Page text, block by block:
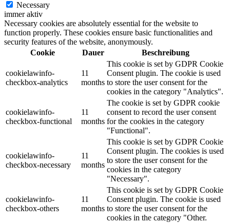
Necessary
immer aktiv
Necessary cookies are absolutely essential for the website to
function properly. These cookies ensure basic functionalities and
security features of the website, anonymously.
Cookie
Dauer Beschreibung
cookielawinfo-
checkbox-analytics
11
months
This cookie is set by GDPR Cookie
Consent plugin. The cookie is used
to store the user consent for the
cookies in the category "Analytics".
cookielawinfo-
checkbox-functional
11
months
The cookie is set by GDPR cookie
consent to record the user consent
for the cookies in the category
"Functional".
cookielawinfo-
checkbox-necessary
11
months
This cookie is set by GDPR Cookie
Consent plugin. The cookies is used
to store the user consent for the
cookies in the category
"Necessary".
cookielawinfo-
checkbox-others
11
months
This cookie is set by GDPR Cookie
Consent plugin. The cookie is used
to store the user consent for the
cookies in the category "Other.